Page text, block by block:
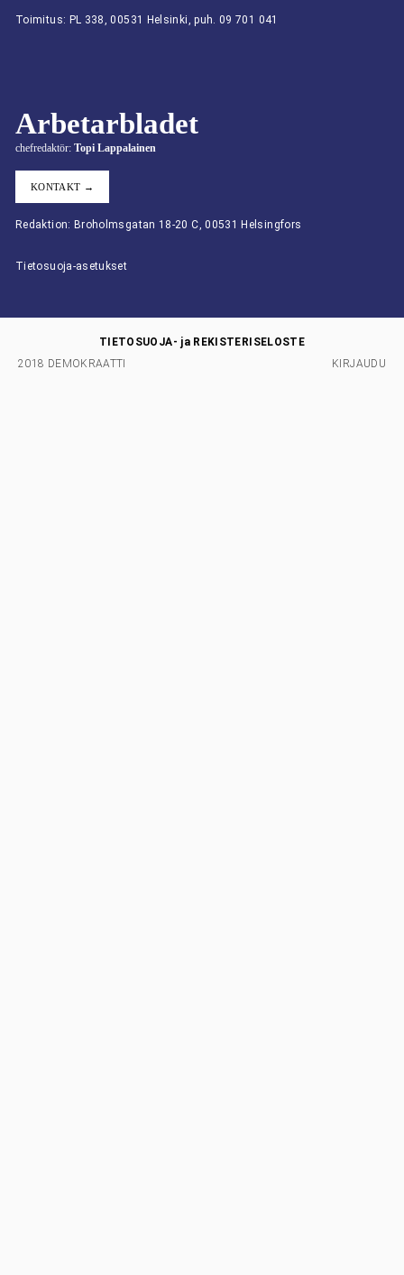
Toimitus: PL 338, 00531 Helsinki, puh. 09 701 041
Arbetarbladet
chefredaktör: Topi Lappalainen
KONTAKT →
Redaktion: Broholmsgatan 18-20 C, 00531 Helsingfors
Tietosuoja-asetukset
2018 DEMOKRAATTI
TIETOSUOJA- ja REKISTERISELOSTE
KIRJAUDU